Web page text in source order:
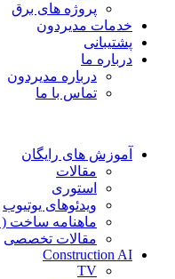
پروژه های برق
خدمات مدیردون
پشتیبانی
درباره ما
درباره مدیردون
تماس با ما
آموزش های رایگان
مقالات
استوری
ویدئوهای یوتیوب
ماهنامه ساخت
مقالات تخصصی
Construction AI
TV